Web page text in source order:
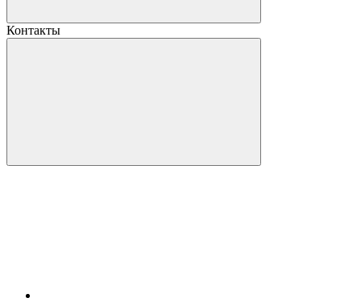
Контакты